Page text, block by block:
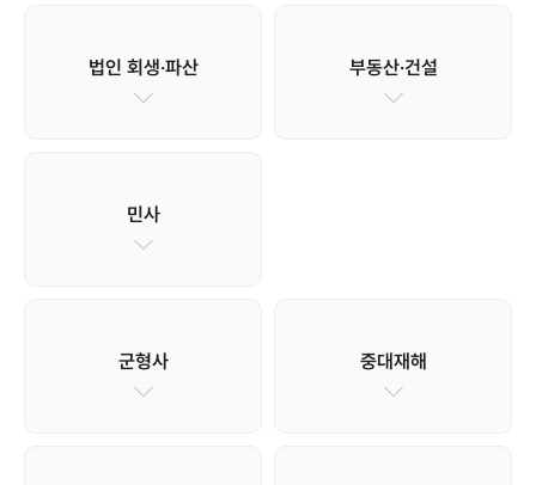
법인 회생·파산 부동산·건설
민사
군형사 중대재해